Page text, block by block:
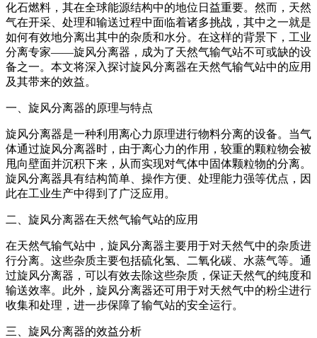
化石燃料，其在全球能源结构中的地位日益重要。然而，天然
气在开采、处理和输送过程中面临着诸多挑战，其中之一就是
如何有效地分离出其中的杂质和水分。在这样的背景下，工业
分离专家——旋风分离器，成为了天然气输气站不可或缺的设
备之一。本文将深入探讨旋风分离器在天然气输气站中的应用
及其带来的效益。
一、旋风分离器的原理与特点
旋风分离器是一种利用离心力原理进行物料分离的设备。当气
体通过旋风分离器时，由于离心力的作用，较重的颗粒物会被
甩向壁面并沉积下来，从而实现对气体中固体颗粒物的分离。
旋风分离器具有结构简单、操作方便、处理能力强等优点，因
此在工业生产中得到了广泛应用。
二、旋风分离器在天然气输气站的应用
在天然气输气站中，旋风分离器主要用于对天然气中的杂质进
行分离。这些杂质主要包括硫化氢、二氧化碳、水蒸气等。通
过旋风分离器，可以有效去除这些杂质，保证天然气的纯度和
输送效率。此外，旋风分离器还可用于对天然气中的粉尘进行
收集和处理，进一步保障了输气站的安全运行。
三、旋风分离器的效益分析